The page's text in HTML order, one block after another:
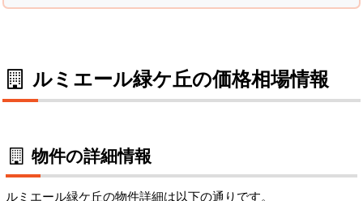
ルミエール緑ケ丘の価格相場情報
物件の詳細情報
ルミエール緑ケ丘の物件詳細は以下の通りです。